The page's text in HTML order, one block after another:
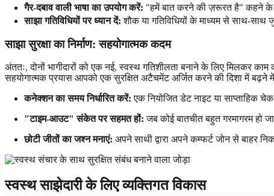
गैर-दबाव वाली भाषा का उपयोग करें: "हमें बात करने की ज़रूरत है" कहने के
साझा गतिविधियों पर ध्यान दें: शौक या गतिविधियों के माध्यम से साथ-
साझा सुरक्षा का निर्माण: सहयोगात्मक कदम
अंततः, दोनों भागीदारों को एक नई, स्वस्थ गतिशीलता बनाने के लिए मिलकर
सहयोगात्मक प्रयास आपको एक सुरक्षित अटैचमेंट अर्जित करने की दिशा में बढ़ने
कनेक्शन का समय निर्धारित करें: एक नियोजित डेट नाइट या साप्ताहिक
"टाइम-आउट" संकेत पर सहमत हों: जब कोई बातचीत बहुत गरमागरम हो
छोटी जीतों का जश्न मनाएं: अपने साथी द्वारा अपने कम्फर्ट जोन से बाहर
स्वस्थ साझेदारी के लिए व्यक्तिगत विकास